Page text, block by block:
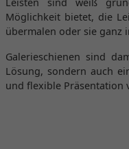
Möglichkeit bietet, die
übermalen oder sie ganz
Galerieschienen sind
Lösung, sondern auch
und flexible Präsentation